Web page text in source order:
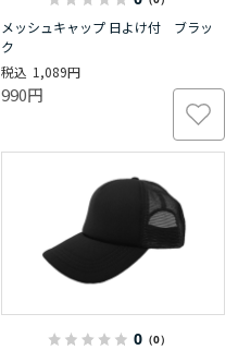
メッシュキャップ 日よけ付 ブラッ
ク
1,089円
990円
0（0）